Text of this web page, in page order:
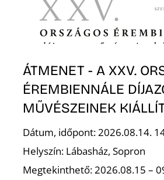
ÁTMENET - A XXV.
ÉREMBIENNÁLE
MŰVÉSZEINEK
Dátum, időpont: 2026.08.14.
Helyszín: Lábasház, Sopron
Megtekinthető: 2026.08.15 –